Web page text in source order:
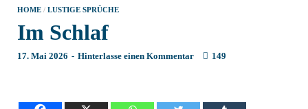
intensives Schmunzeln
HOME / LUSTIGE SPRÜCHE
Im Schlaf
17. Mai 2026 - Hinterlasse einen Kommentar 149